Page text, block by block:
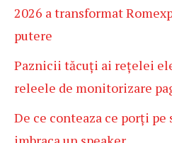
2026 a transformat
putere
Paznicii tăcuți ai rețelei
releele de monitorizare
De ce conteaza ce porți pe